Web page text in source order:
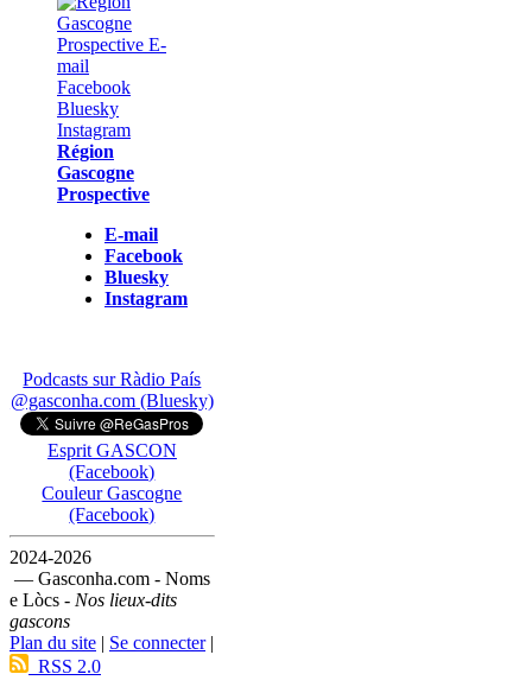
Région
Gascogne
Prospective
E-mail
Facebook
Bluesky
Instagram
Podcasts sur Ràdio País
@gasconha.com (Bluesky)
Esprit GASCON
(Facebook)
Couleur Gascogne
(Facebook)
2024-2026
— Gasconha.com - Noms
e Lòcs - Nos lieux-dits
gascons
Plan du site | Se connecter|
RSS 2.0